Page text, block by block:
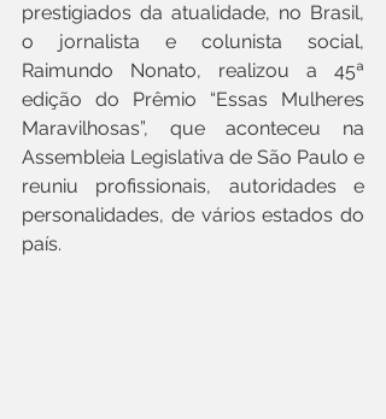
prestigiados da atualidade, no Brasil,
o jornalista e colunista social,
Raimundo Nonato, realizou a 45ª
edição do Prêmio “Essas Mulheres
Maravilhosas”, que aconteceu na
Assembleia Legislativa de São Paulo e
reuniu profissionais, autoridades e
personalidades, de vários estados do
país.